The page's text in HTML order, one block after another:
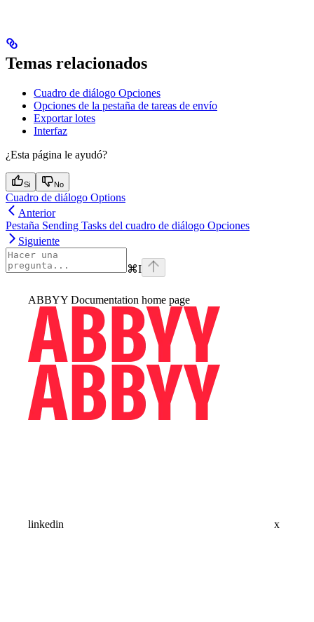
Temas relacionados
Cuadro de diálogo Opciones
Opciones de la pestaña de tareas de envío
Exportar lotes
Interfaz
¿Esta página le ayudó?
Si No
Cuadro de diálogo Options
Anterior
Pestaña Sending Tasks del cuadro de diálogo Opciones
Siguiente
⌘I
ABBYY Documentation home page
linkedin x